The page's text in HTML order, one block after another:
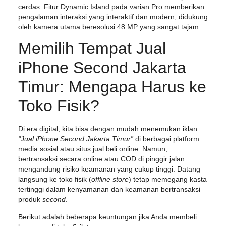
cerdas. Fitur Dynamic Island pada varian Pro memberikan
pengalaman interaksi yang interaktif dan modern, didukung
oleh kamera utama beresolusi 48 MP yang sangat tajam.
Memilih Tempat Jual
iPhone Second Jakarta
Timur: Mengapa Harus ke
Toko Fisik?
Di era digital, kita bisa dengan mudah menemukan iklan
“Jual iPhone Second Jakarta Timur”di berbagai platform
media sosial atau situs jual beli online. Namun,
bertransaksi secara online atau COD di pinggir jalan
mengandung risiko keamanan yang cukup tinggi. Datang
langsung ke toko fisik (offline store) tetap memegang kasta
tertinggi dalam kenyamanan dan keamanan bertransaksi
produk second.
Berikut adalah beberapa keuntungan jika Anda membeli